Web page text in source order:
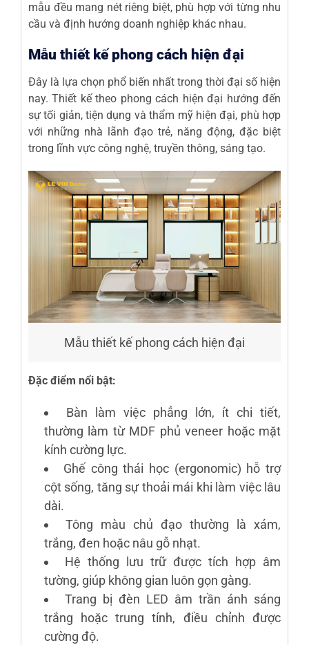
mẫu đều mang nét riêng biệt, phù hợp với từng nhu
cầu và định hướng doanh nghiệp khác nhau.
Mẫu thiết kế phong cách hiện đại
Đây là lựa chọn phổ biến nhất trong thời đại số hiện
nay. Thiết kế theo phong cách hiện đại hướng đến
sự tối giản, tiện dụng và thẩm mỹ hiện đại, phù hợp
với những nhà lãnh đạo trẻ, năng động, đặc biệt
trong lĩnh vực công nghệ, truyền thông, sáng tạo.
Mẫu thiết kế phong cách hiện đại
Đặc điểm nổi bật:
Bàn làm việc phẳng lớn, ít chi tiết,
thường làm từ MDF phủ veneer hoặc mặt
kính cường lực.
Ghế công thái học (ergonomic) hỗ trợ
cột sống, tăng sự thoải mái khi làm việc lâu
dài.
Tông màu chủ đạo thường là xám,
trắng, đen hoặc nâu gỗ nhạt.
Hệ thống lưu trữ được tích hợp âm
tường, giúp không gian luôn gọn gàng.
Trang bị đèn LED âm trần ánh sáng
trắng hoặc trung tính, điều chỉnh được
cường độ.